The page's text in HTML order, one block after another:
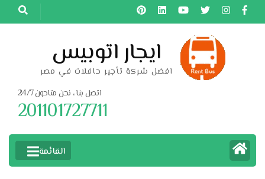
تخطى
إلى
ايجار اتوبيس
افضل شركة تأجير حافلات في مصر
اتصل بنا ، نحن متاحون 24/7
201101727711
القائمة